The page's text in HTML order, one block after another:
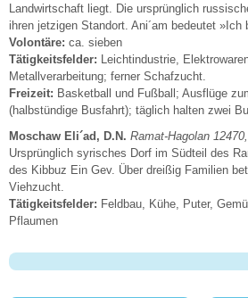
Landwirtschaft liegt. Die ursprünglich
ihren jetzigen Standort. Ani´am bedeutet »Ich
Volontäre: ca. sieben
Tätigkeitsfelder: Leichtindustrie,
Metallverarbeitung; ferner Schafzucht.
Freizeit: Basketball und Fußball; Ausflüge
(halbstündige Busfahrt); täglich halten zwei
Moschaw Eli´ad, D.N. Ramat-Hagolan
Ursprünglich syrisches Dorf im Südteil des
des Kibbuz Ein Gev. Über dreißig Familien
Viehzucht.
Tätigkeitsfelder: Feldbau, Kühe, Puter,
Pflaumen